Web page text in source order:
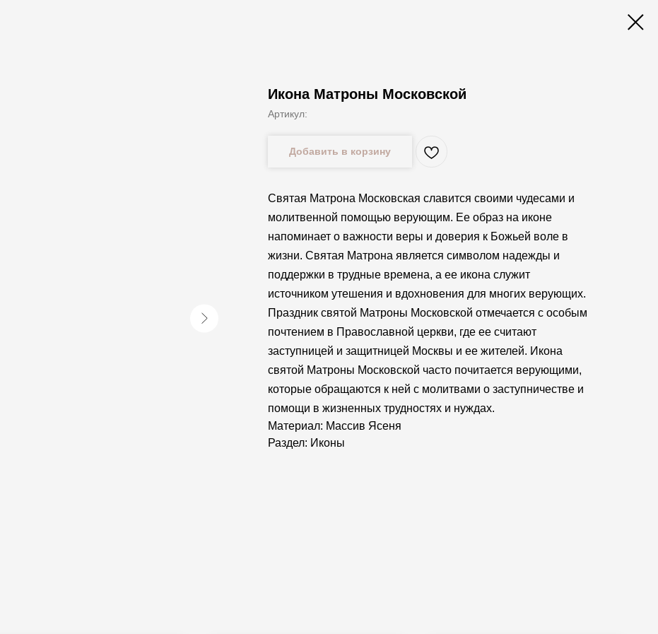
Икона Матроны Московской
Артикул:
Добавить в корзину
Святая Матрона Московская славится своими чудесами и
молитвенной помощью верующим. Ее образ на иконе
напоминает о важности веры и доверия к Божьей воле в
жизни. Святая Матрона является символом надежды и
поддержки в трудные времена, а ее икона служит
источником утешения и вдохновения для многих верующих.
Праздник святой Матроны Московской отмечается с особым
почтением в Православной церкви, где ее считают
заступницей и защитницей Москвы и ее жителей. Икона
святой Матроны Московской часто почитается верующими,
которые обращаются к ней с молитвами о заступничестве и
помощи в жизненных трудностях и нуждах.
Материал: Массив Ясеня
Раздел: Иконы